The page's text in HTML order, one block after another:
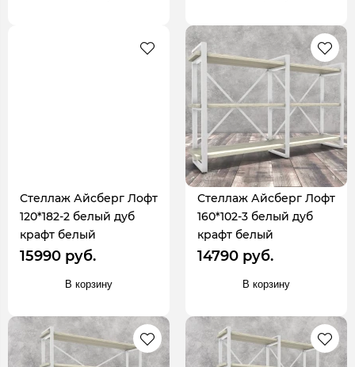
Стеллаж Айсберг Лофт
120*182-2 белый дуб
крафт белый
15990 руб.
В корзину
Стеллаж Айсберг Лофт
160*102-3 белый дуб
крафт белый
14790 руб.
В корзину